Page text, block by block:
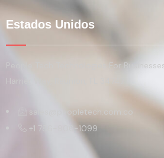
Estados Unidos
People Tech Technologies For
Harrier Way, Reunion, FL 34747
sales@peopletech.com.co
+1 786-906-1099